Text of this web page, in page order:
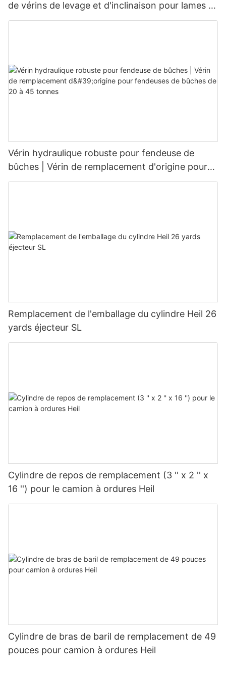
de vérins de levage et d'inclinaison pour lames à
neige (OEM)
Vérin hydraulique robuste pour fendeuse de
bûches | Vérin de remplacement d'origine pour
fendeuses de bûches de 20 à 45 tonnes
Remplacement de l'emballage du cylindre Heil 26
yards éjecteur SL
Cylindre de repos de remplacement (3 '' x 2 '' x
16 '') pour le camion à ordures Heil
Cylindre de bras de baril de remplacement de 49
pouces pour camion à ordures Heil